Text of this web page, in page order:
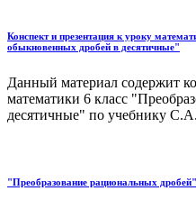
Конспект и презентация к уроку
обыкновенных дробей в десятичные"
Данный материал содержит
математики 6 класс
десятичные" по учебнику
"Преобразование рациональных